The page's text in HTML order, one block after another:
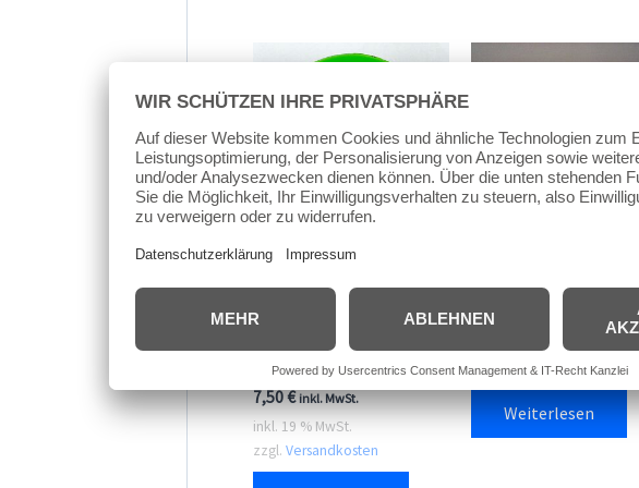
Rollen
Streetsurfing
Wheelpack grün, Rolle,
Stück,Restbestand
7,50€ inkl. MwSt.
inkl. 19 % MwSt.
zzgl. Versandkosten
17,95
inkl. 19 % MwSt.
zzgl.Versandkosten
Weiterlesen